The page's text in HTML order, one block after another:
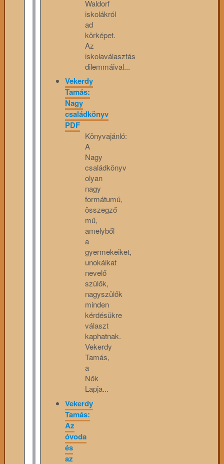
Waldorf
iskolákról
ad
körképet.
Az
iskolaválasztás
dilemmáival...
Vekerdy
Tamás:
Nagy
családkönyv
PDF
Könyvajánló:
A
Nagy
családkönyv
olyan
nagy
formátumú,
összegző
mű,
amelyből
a
gyermekeiket,
unokáikat
nevelő
szülők,
nagyszülők
minden
kérdésükre
választ
kaphatnak.
Vekerdy
Tamás,
a
Nők
Lapja...
Vekerdy
Tamás:
Az
óvoda
és
az